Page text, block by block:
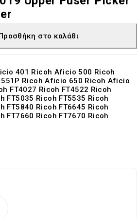
στο καλάθι
401 Ricoh Aficio 500 Ricoh
Ricoh Aficio 650 Ricoh Aficio
FT4027 Ricoh FT4522 Ricoh
FT5035 Ricoh FT5535 Ricoh
FT5840 Ricoh FT6645 Ricoh
FT7660 Ricoh FT7670 Ricoh